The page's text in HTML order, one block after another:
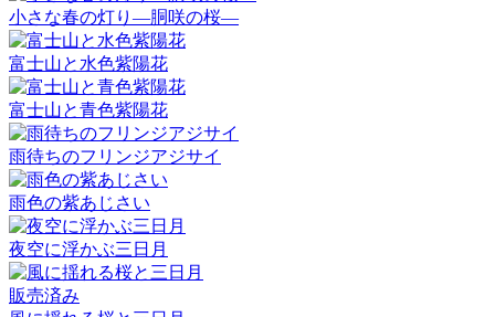
小さな春の灯り―胴咲の桜―
富士山と水色紫陽花
富士山と青色紫陽花
雨待ちのフリンジアジサイ
雨色の紫あじさい
夜空に浮かぶ三日月
販売済み